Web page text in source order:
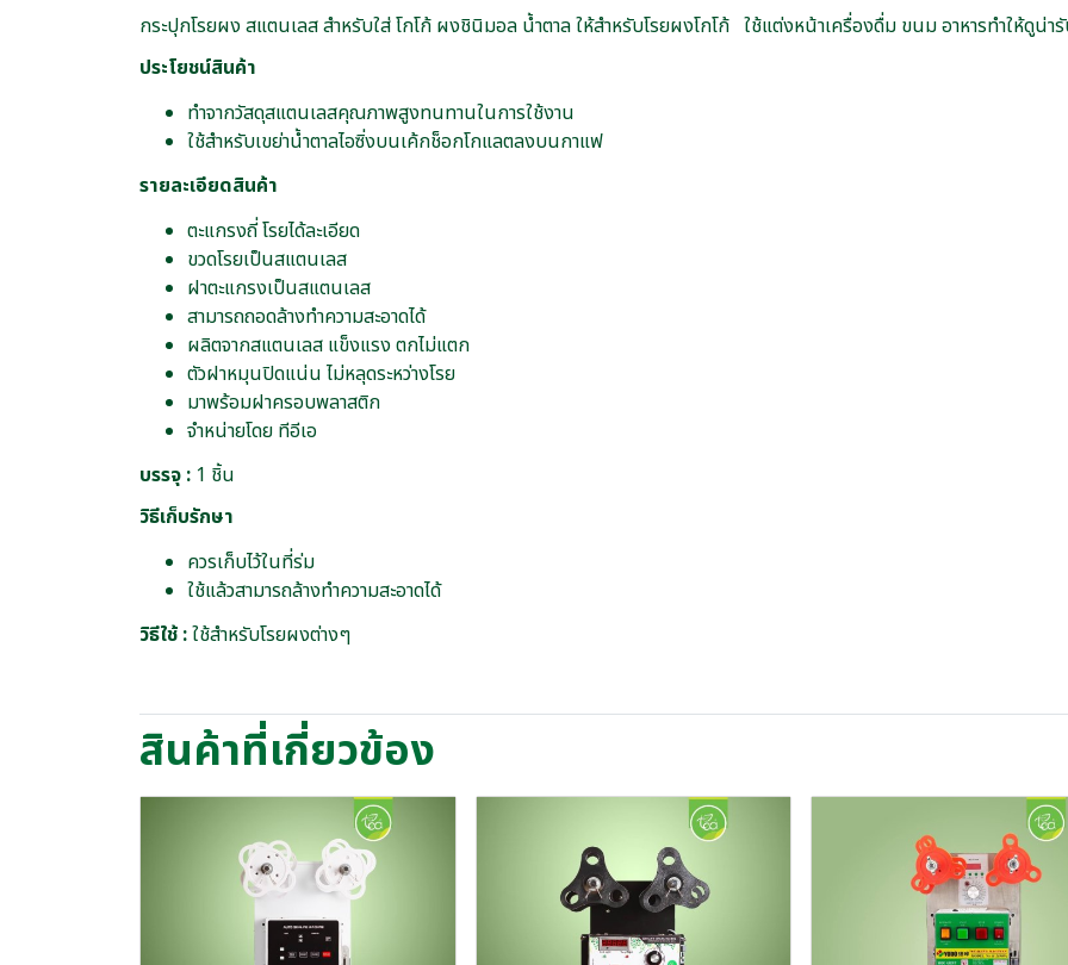
กระปุกโรยผง สแตนเลส สำหรับใส่ โกโก้ ผงชินิมอล น้ำตาล ให้สำหรับโรยผงโกโก้ ใช้แต่งหน้าเครื่องดื่ม ขนม อาหารทำให้ดูน่า
ประโยชน์สินค้า
ทำจากวัสดุสแตนเลสคุณภาพสูงทนทานในการใช้งาน
ใช้สำหรับเขย่าน้ำตาลไอซิ่งบนเค้กช็อกโกแลตลงบนกาแฟ
รายละเอียดสินค้า
ตะแกรงถี่ โรยได้ละเอียด
ขวดโรยเป็นสแตนเลส
ฝาตะแกรงเป็นสแตนเลส
สามารถถอดล้างทำความสะอาดได้
ผลิตจากสแตนเลส แข็งแรง ตกไม่แตก
ตัวฝาหมุนปิดแน่น ไม่หลุดระหว่างโรย
มาพร้อมฝาครอบพลาสติก
จำหน่ายโดย ทีอีเอ
บรรจุ : 1 ชิ้น
วิธีเก็บรักษา
ควรเก็บไว้ในที่ร่ม
ใช้แล้วสามารถล้างทำความสะอาดได้
วิธีใช้ :ใช้สำหรับโรยผงต่างๆ
สินค้าที่เกี่ยวข้อง